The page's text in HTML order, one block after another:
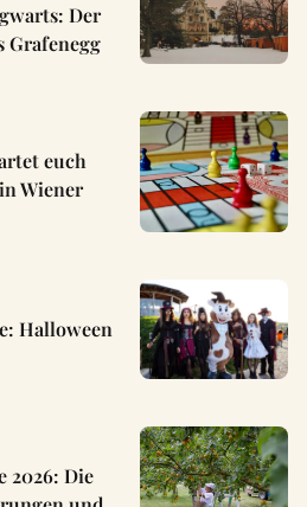
Der
Grafenegg
euch
Wiener
Halloween
2026: Die